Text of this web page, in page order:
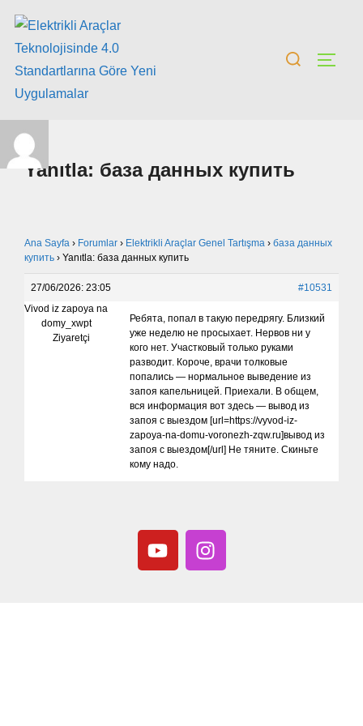
Yanıtla: база данных купить
Ana Sayfa › Forumlar › Elektrikli Araçlar Genel Tartışma › база данных
купить › Yanıtla: база данных купить
27/06/2026: 23:05
#10531
Vivod iz zapoya na
domy_xwpt
Ziyaretçi
Ребята, попал в такую передрягу. Близкий
уже неделю не просыхает. Нервов ни у
кого нет. Участковый только руками
разводит. Короче, врачи толковые
попались — нормальное выведение из
запоя капельницей. Приехали. В общем,
вся информация вот здесь — вывод из
запоя с выездом [url=https://vyvod-iz-
zapoya-na-domu-voronezh-zqw.ru]вывод из
запоя с выездом[/url] Не тяните. Скиньте
кому надо.